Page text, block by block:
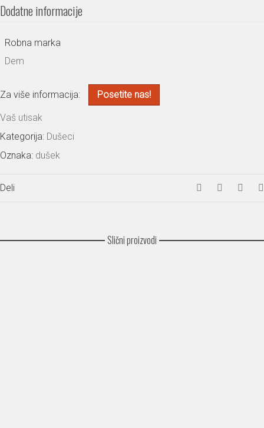
Dodatne informacije
Robna marka
Dem
Za više informacija: Posetite nas!
Vaš utisak
Kategorija: Dušeci
Oznaka: dušek
Deli
Slični proizvodi